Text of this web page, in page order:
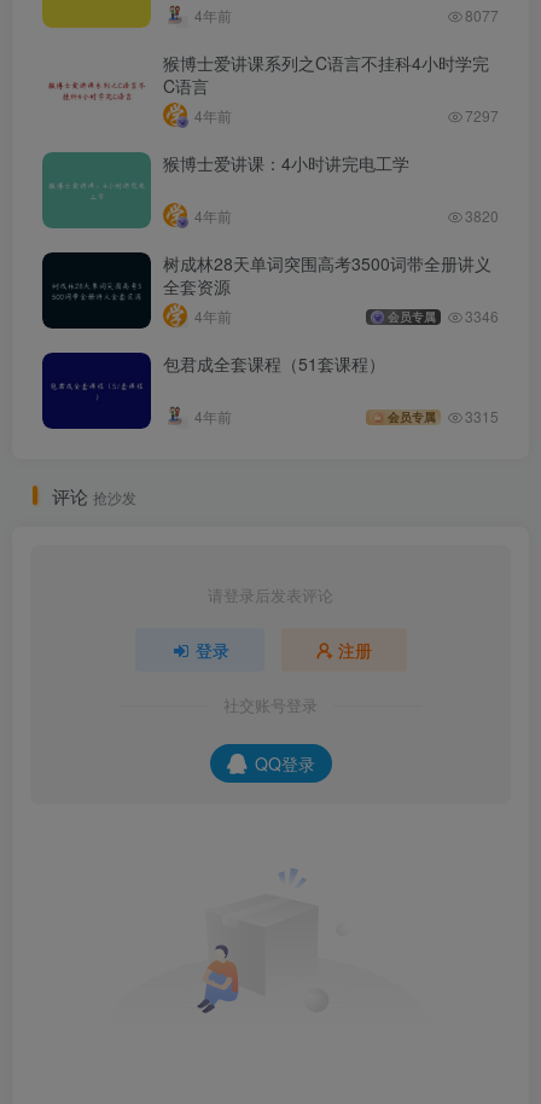
4年前 8077
猴博士爱讲课系列之C语言不挂科4小时学完
C语言
4年前 7297
猴博士爱讲课：4小时讲完电工学
4年前 3820
树成林28天单词突围高考3500词带全册讲义
全套资源
4年前 会员专属 3346
包君成全套课程（51套课程）
4年前 会员专属 3315
评论 抢沙发
请登录后发表评论
登录 注册
社交账号登录
QQ登录